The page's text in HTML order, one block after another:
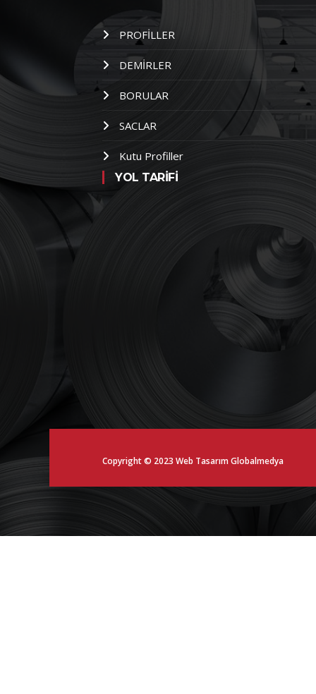
PROFİLLER
DEMİRLER
BORULAR
SACLAR
Kutu Profiller
YOL TARİFİ
Copyright © 2023 Web TasarımGlobalmedya